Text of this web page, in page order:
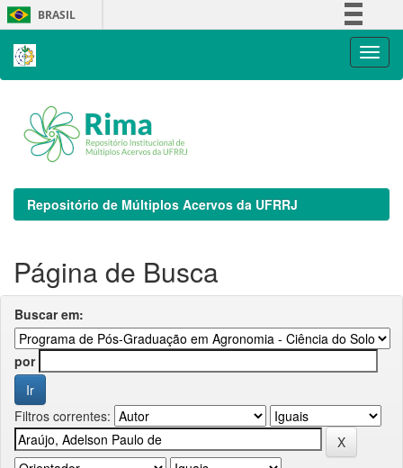
Skip
navigation
BRASIL
Repositório de Múltiplos Acervos da UFRRJ
Página de Busca
Buscar em:
por
Filtros correntes: